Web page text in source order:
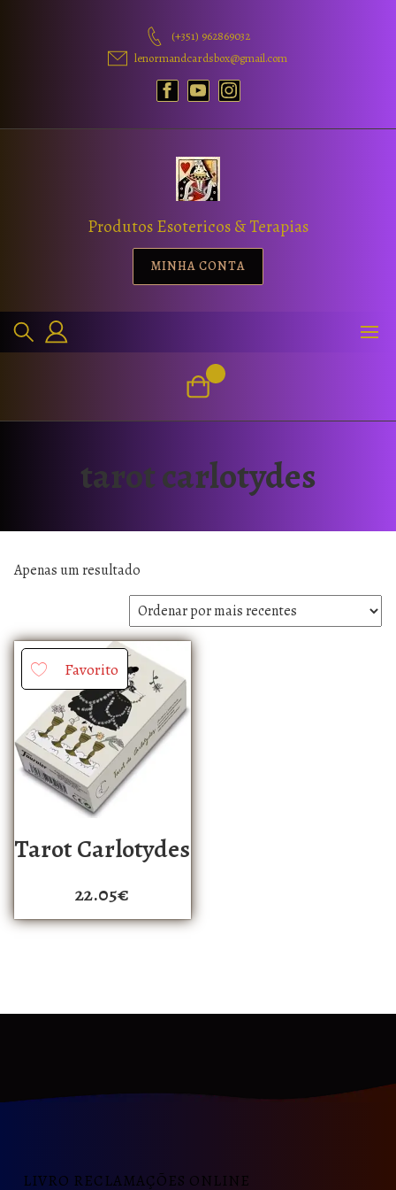
(+351) 962869032
lenormandcardsbox@gmail.com
Produtos Esotericos & Terapias
MINHA CONTA
tarot carlotydes
Apenas um resultado
Favorito
Tarot Carlotydes
22.05€
LIVRO RECLAMAÇÕES ONLINE